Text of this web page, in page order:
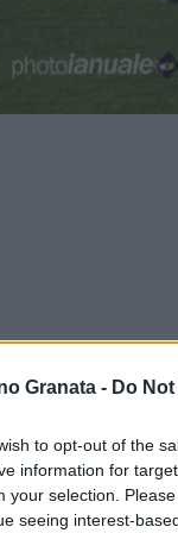
Granata - Do
to opt-out of the
information for
your selection.
seeing interest-
la
di